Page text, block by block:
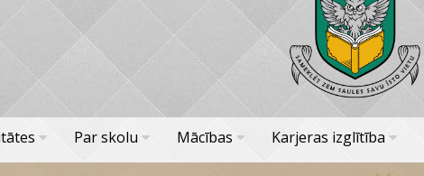
Par skolu Mācības Karjeras izglītība